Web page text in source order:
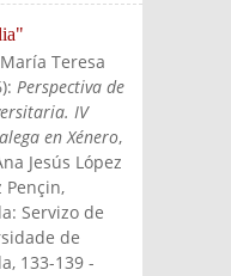
Teresa
):Perspectiva de
IV
en Xénero,
Jesús López
Pençin,
Servizo de
de
, 133-139 -